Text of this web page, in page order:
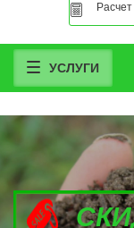
УСЛУГИ